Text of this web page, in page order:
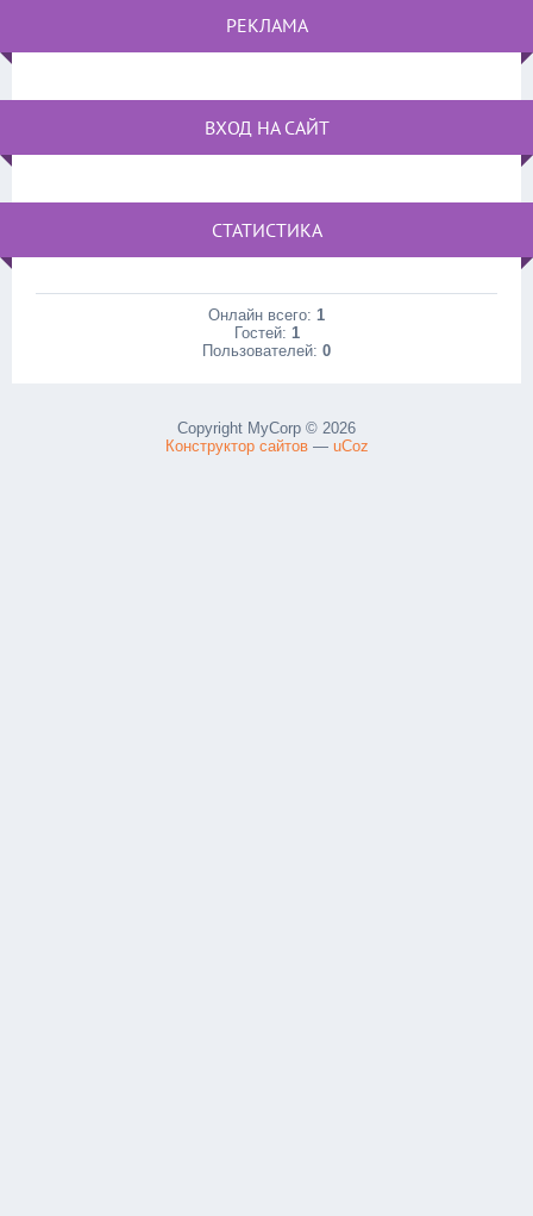
РЕКЛАМА
ВХОД НА САЙТ
СТАТИСТИКА
Онлайн всего: 1
Гостей: 1
Пользователей: 0
Copyright MyCorp © 2026
Конструктор сайтов— uCoz